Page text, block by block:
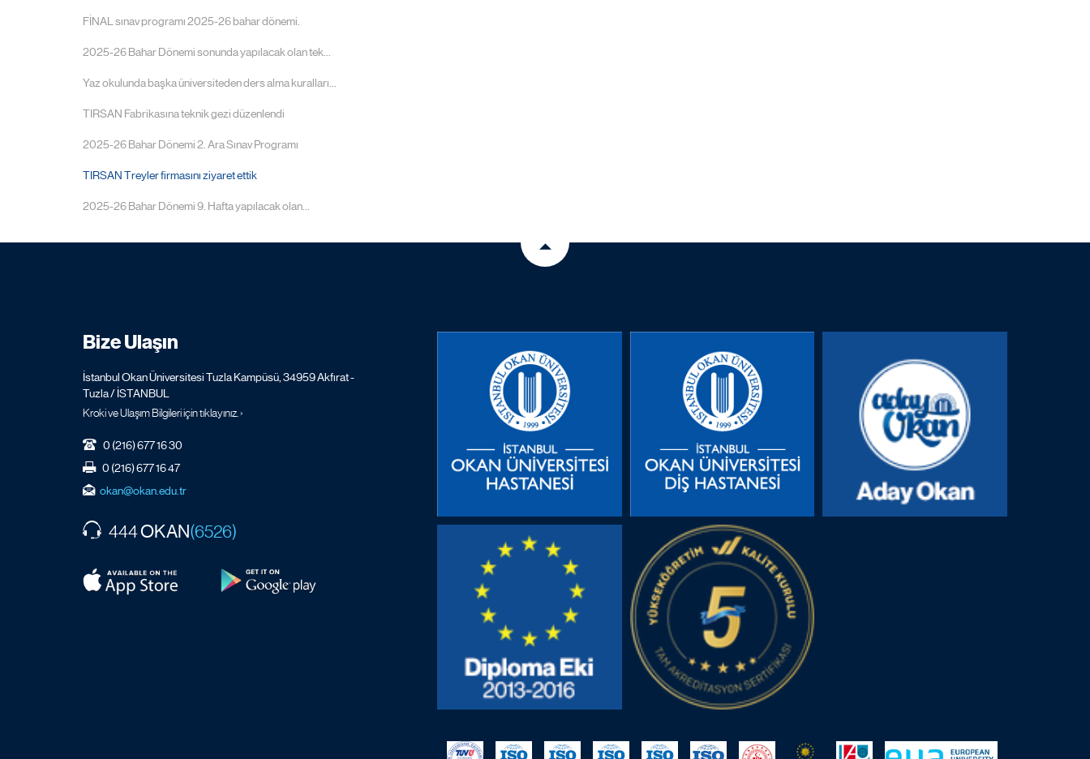
FİNAL sınav programı 2025-26 bahar dönemi.
2025-26 Bahar Dönemi sonunda yapılacak olan tek...
Yaz okulunda başka üniversiteden ders alma kuralları...
TIRSAN Fabrikasına teknik gezi düzenlendi
2025-26 Bahar Dönemi 2. Ara Sınav Programı
TIRSAN Treyler firmasını ziyaret ettik
2025-26 Bahar Dönemi 9. Hafta yapılacak olan...
Bize Ulaşın
İstanbul Okan Üniversitesi Tuzla Kampüsü, 34959 Akfırat -
Tuzla / İSTANBUL
Kroki ve Ulaşım Bilgileri için tıklayınız. ›
0 (216) 677 16 30
0 (216) 677 16 47
okan@okan.edu.tr
444OKAN(6526)